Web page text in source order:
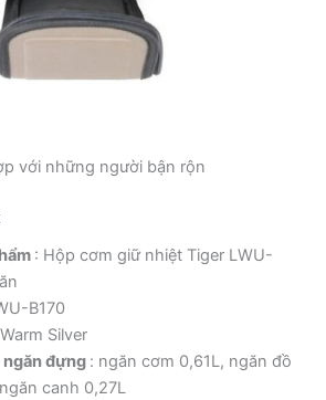
với những người bận rộn
: Hộp cơm giữ nhiệt Tiger LWU-
B170
Silver
đựng : ngăn cơm 0,61L, ngăn đồ
canh 0,27L